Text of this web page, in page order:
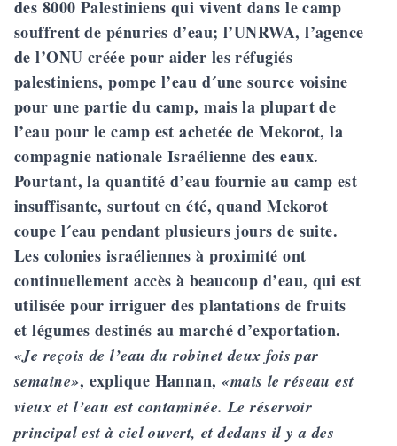
des 8000 Palestiniens qui vivent dans le camp
souffrent de pénuries d’eau; l’UNRWA, l’agence
de l’ONU créée pour aider les réfugiés
palestiniens, pompe l’eau d´une source voisine
pour une partie du camp, mais la plupart de
l’eau pour le camp est achetée de Mekorot, la
compagnie nationale Israélienne des eaux.
Pourtant, la quantité d’eau fournie au camp est
insuffisante, surtout en été, quand Mekorot
coupe l´eau pendant plusieurs jours de suite.
Les colonies israéliennes à proximité ont
continuellement accès à beaucoup d’eau, qui est
utilisée pour irriguer des plantations de fruits
et légumes destinés au marché d’exportation.
«Je reçois de l’eau du robinet deux fois par
semaine», explique Hannan,«mais le réseau est
vieux et l’eau est contaminée. Le réservoir
principal est à ciel ouvert, et dedans il y a des